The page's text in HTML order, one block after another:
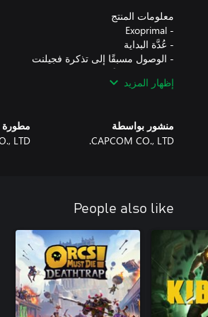
ملحوظة: يمكن شراء الوصول إلى التذاكر
حال كنت تستوفي بالفعل شروط فتحها.
إظهار المزيد
منشور بواسطة
CAPCOM CO., LTD.
مطورة
LTD.
People also like